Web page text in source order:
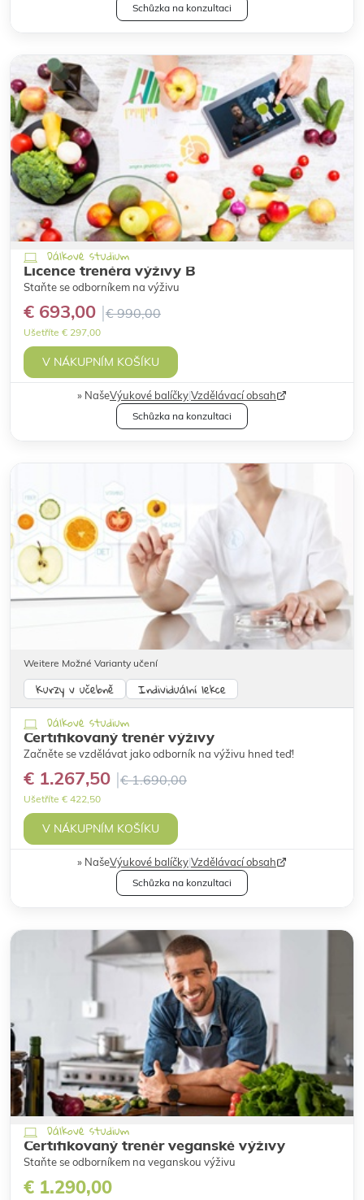
Schůzka na konzultaci
Dálkové studium
Licence trenéra výživy B
Staňte se odborníkem na výživu
€ 693,00 € 990,00
Ušetříte € 297,00
V NÁKUPNÍM KOŠÍKU
NašeVýukové balíčky|Vzdělávací obsah
Schůzka na konzultaci
Weitere Možné Varianty učení
Dálkové studium
Kurzy v učebně Individuální lekce
Certifikovaný trenér výživy
Začněte se vzdělávat jako odborník na výživu hned teď!
€ 1.267,50 € 1.690,00
Ušetříte € 422,50
V NÁKUPNÍM KOŠÍKU
NašeVýukové balíčky|Vzdělávací obsah
Schůzka na konzultaci
Dálkové studium
Certifikovaný trenér veganské výživy
Staňte se odborníkem na veganskou výživu
€ 1.290,00